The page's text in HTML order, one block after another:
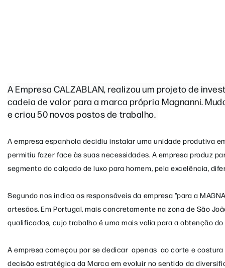
A Empresa CALZABLAN, realizou um projeto de
cadeia de valor para a marca própria Magnanni.
e criou 50 novos postos de trabalho.
A empresa espanhola decidiu instalar uma unidade produtiva
permitiu fazer face às suas necessidades. A empresa produz
segmento do calçado de luxo para homem, pela excelência,
Segundo nos indica os responsáveis da empresa “para a
artesãos. Em Portugal, mais concretamente na zona de São
qualificados, cujo trabalho é uma mais valia para a obtenção
A empresa começou por se dedicar apenas ao corte e
decisão estratégica da Marca em evoluir no sentido da